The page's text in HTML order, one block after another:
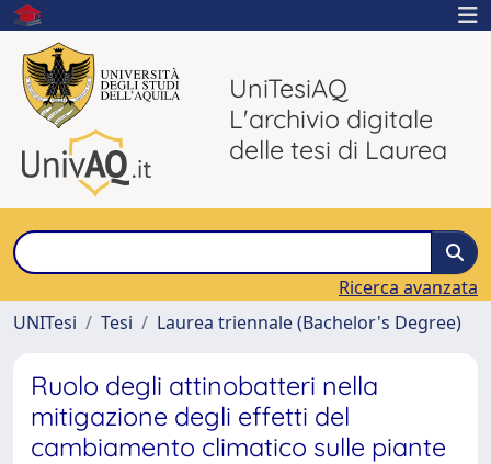
UniTesiAQ
L'archivio digitale
delle tesi di Laurea
Ricerca avanzata
UNITesi
Tesi Laurea triennale (Bachelor's Degree)
Ruolo degli attinobatteri nella
mitigazione degli effetti del
cambiamento climatico sulle piante